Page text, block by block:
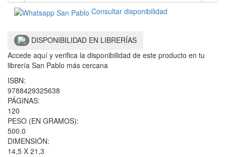
Consultar disponibilidad
DISPONIBILIDAD EN LIBRERÍAS
Accede aquí y verifica la disponibilidad de este producto en tu
librería San Pablo más cercana
ISBN:
9788429325638
PÁGINAS:
120
PESO (EN GRAMOS):
500.0
DIMENSIÓN:
14,5 X 21,3